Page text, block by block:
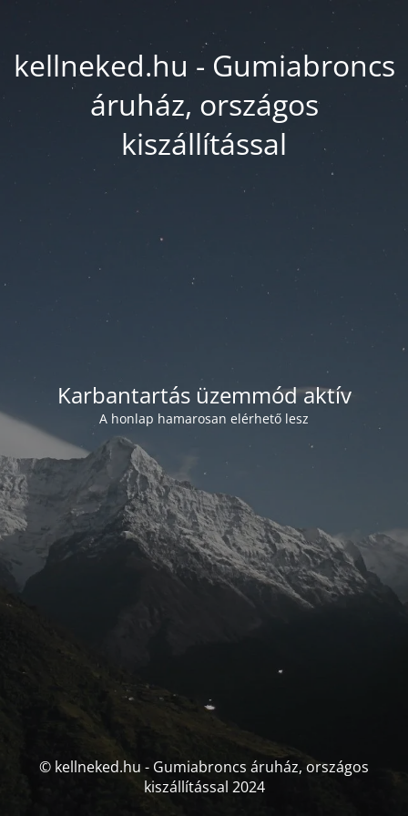
kellneked.hu - Gumiabroncs
áruház, országos
kiszállítással
Karbantartás üzemmód aktív
A honlap hamarosan elérhető lesz
© kellneked.hu - Gumiabroncs áruház, országos
kiszállítással 2024